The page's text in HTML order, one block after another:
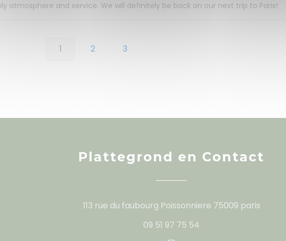
atmosphere and service. We will definitely be back on our next trip to Paris!
1 2 3
Plattegrond en Contact
113 rue du faubourg Poissonniere 75009 paris
09 51 97 75 54